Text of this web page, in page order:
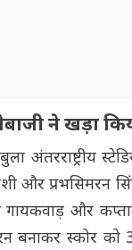
ने खड़ा
और प्रभसिमरन
और
बनाकर स्कोर को